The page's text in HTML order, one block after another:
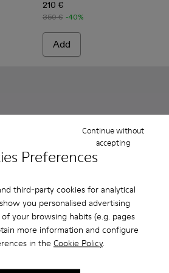
Preferences
third-party cookies for analytical
you personalised advertising
your browsing habits (e.g. pages
more information and configure
in the Cookie Policy.
Continue without
accepting
210 €
350 € -40%
Add
017 - BLACK-ORANGE
018 - RED
- A500023-016 - GRAY
- A500023-013
VAMONOS - A500023-012
VAMONOS - A500023-
VAMONOS -
VAMONOS - A500044-002
VAMONOS -
VAMONOS